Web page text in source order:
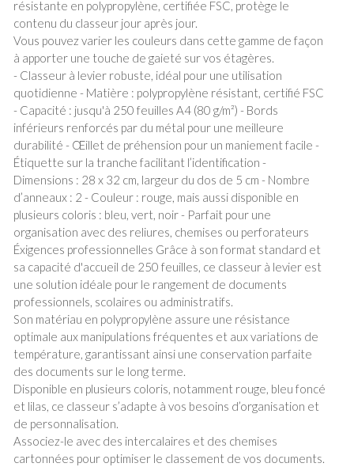
résistante en polypropylène, certifiée FSC, protège le
contenu du classeur jour après jour.
Vous pouvez varier les couleurs dans cette gamme de façon
à apporter une touche de gaieté sur vos étagères.
- Classeur à levier robuste, idéal pour une utilisation
quotidienne - Matière : polypropylène résistant, certifié FSC
- Capacité : jusqu'à 250 feuilles A4 (80 g/m²) - Bords
inférieurs renforcés par du métal pour une meilleure
durabilité - Œillet de préhension pour un maniement facile -
Étiquette sur la tranche facilitant l’identification -
Dimensions : 28 x 32 cm, largeur du dos de 5 cm - Nombre
d’anneaux : 2 - Couleur : rouge, mais aussi disponible en
plusieurs coloris : bleu, vert, noir - Parfait pour une
organisation avec des reliures, chemises ou perforateurs
Éxigences professionnelles Grâce à son format standard et
sa capacité d'accueil de 250 feuilles, ce classeur à levier est
une solution idéale pour le rangement de documents
professionnels, scolaires ou administratifs.
Son matériau en polypropylène assure une résistance
optimale aux manipulations fréquentes et aux variations de
température, garantissant ainsi une conservation parfaite
des documents sur le long terme.
Disponible en plusieurs coloris, notamment rouge, bleu foncé
et lilas, ce classeur s’adapte à vos besoins d’organisation et
de personnalisation.
Associez-le avec des intercalaires et des chemises
cartonnées pour optimiser le classement de vos documents.